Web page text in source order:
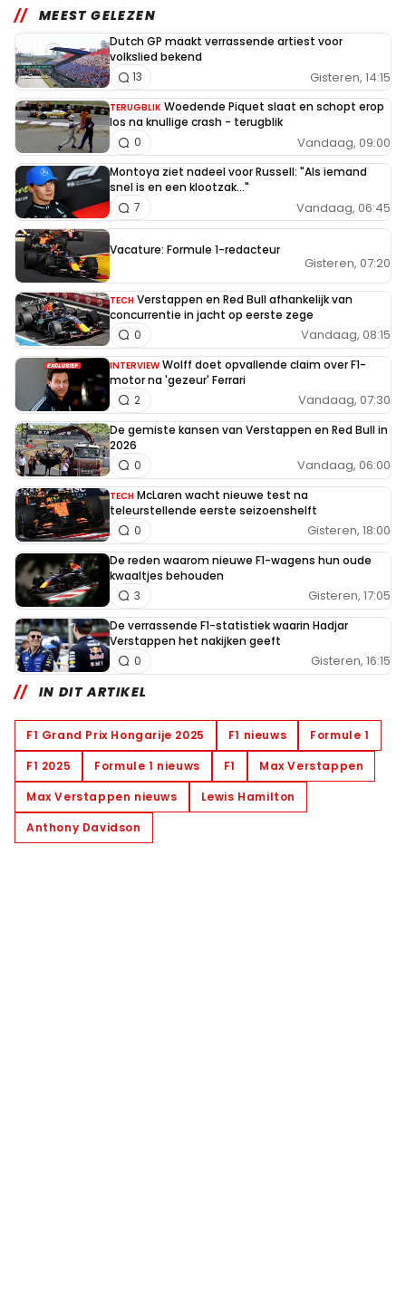
MEEST GELEZEN
Dutch GP maakt verrassende artiest voor
volkslied bekend
Gisteren, 14:15
13
TERUGBLIK Woedende Piquet slaat en schopt erop
los na knullige crash - terugblik
Vandaag, 09:00
0
Montoya ziet nadeel voor Russell: "Als iemand
snel is en een klootzak..."
Vandaag, 06:45
7
Vacature: Formule 1-redacteur
Gisteren, 07:20
TECH Verstappen en Red Bull afhankelijk van
concurrentie in jacht op eerste zege
Vandaag, 08:15
0
INTERVIEW Wolff doet opvallende claim over F1-
motor na 'gezeur' Ferrari
Vandaag, 07:30
2
De gemiste kansen van Verstappen en Red Bull in
2026
Vandaag, 06:00
0
TECH McLaren wacht nieuwe test na
teleurstellende eerste seizoenshelft
Gisteren, 18:00
0
De reden waarom nieuwe F1-wagens hun oude
kwaaltjes behouden
Gisteren, 17:05
3
De verrassende F1-statistiek waarin Hadjar
Verstappen het nakijken geeft
Gisteren, 16:15
0
IN DIT ARTIKEL
F1 Grand Prix Hongarije 2025 F1 nieuws
Formule 1
F1 2025
Formule 1 nieuws F1
Max Verstappen
Max Verstappen nieuws
Lewis Hamilton
Anthony Davidson